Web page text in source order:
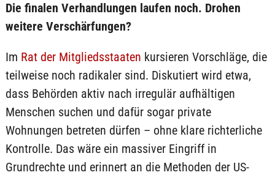
Die finalen Verhandlungen laufen noch. Drohen
weitere Verschärfungen?
Im Rat der Mitgliedsstaaten kursieren Vorschläge, die
teilweise noch radikaler sind. Diskutiert wird etwa,
dass Behörden aktiv nach irregulär aufhältigen
Menschen suchen und dafür sogar private
Wohnungen betreten dürfen – ohne klare richterliche
Kontrolle. Das wäre ein massiver Eingriff in
Grundrechte und erinnert an die Methoden der US-